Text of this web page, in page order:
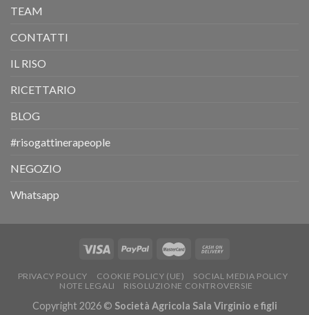
TEAM
CONTATTI
IL RISO
RICETTARIO
BLOG
#risogattinerapeople
NEGOZIO
Whatsapp
PRIVACY POLICY COOKIE POLICY (UE)
SOCIAL MEDIA POLICY
NOTE LEGALI
RISOLUZIONE CONTROVERSIE
Copyright 2026 © Società Agricola Sala Virginio e figli